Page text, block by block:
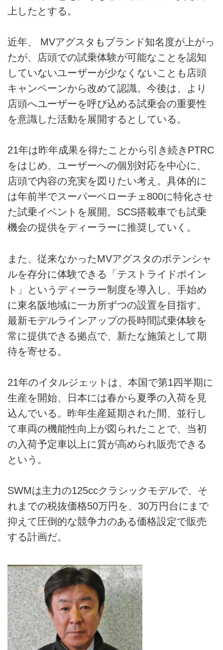
上したとする。
近年、 MVアグスタもブランド知名度が上がっ
たが、店頭での試乗体験が可能なことを認知
していないユーザーが少なくないことも店頭
キャンペーンから改めて認識。今後は、より
店頭へユーザーを呼び込める試乗会の重要性
を意識した活動を展開するとしている。
21年は昨年成果を得たことから引き続きPTRC
をはじめ、ユーザーへの個別対応を中心に、
店頭で内容の充実を図りたい考え。具体的に
は年前半でスーパーベローチェ800に特化させ
た試乗イベントを展開。SCS搭載車でも試乗
機会の提供をディーラーに推奨していく。
また、従来なかったMVアグスタのポテンシャ
ルを存分に体験できる「テストライドポイン
ト」というディーラー制度を導入し、手始め
に東名阪地域に一カ所ずつの設置を目指す。
最新モデルラインアップの長時間試乗体験を
常に提供できる拠点で、新たな施策として期
待を寄せる。
21年のイタルジェットは、本国で第1四半期に
生産を開始、日本には春から夏季の入荷を見
込んでいる。昨年生産延期された間、並行し
て車両の機能性向上が図られたことで、当初
の入荷予定車以上に質が高められ販売できる
という。
SWMは主力の125ccクラシックモデルで、そ
れまでの税抜価格50万円を、30万円台にまで
抑えて圧倒的な競争力のある価格設定で販売
する計画だ。